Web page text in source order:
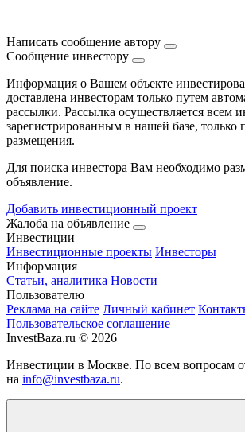
Написать сообщение автору
Сообщение инвестору
Информация о Вашем объекте
доставлена инвесторам только путем
рассылки. Рассылка осуществляется всем
зарегистрированным в нашей базе, только
размещения.
Для поиска инвестора Вам необходимо
объявление.
Добавить инвестиционный проект
Жалоба на объявление
Инвестиции
Инвестиционные проекты Инвесторы
Информация
Статьи, аналитика Новости
Пользователю
Реклама на сайте Личный кабинет
Пользовательское соглашение
InvestBaza.ru © 2026
Инвестиции в Москве. По всем вопросам
на info@investbaza.ru.